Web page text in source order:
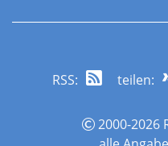
RSS: teilen:
2000-2026